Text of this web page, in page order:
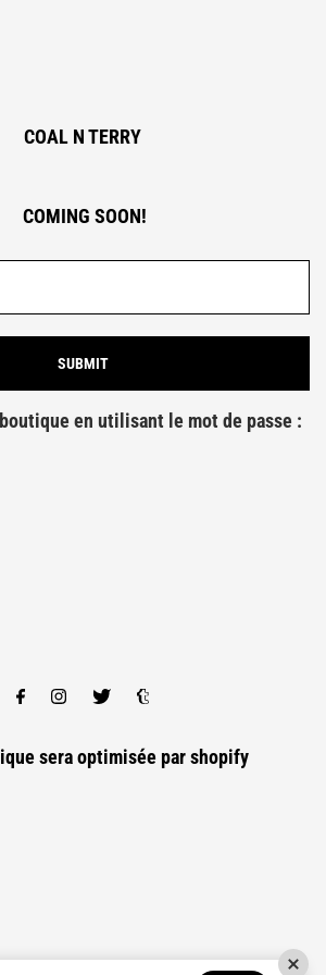
COAL N TERRY
COMING SOON!
en utilisant le mot de passe :
sera optimisée parshopify